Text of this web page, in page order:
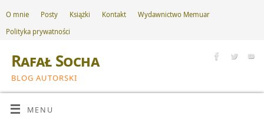
O mnie Posty Książki Kontakt
Wydawnictwo Memuar
Polityka prywatności
Rafał Socha
BLOG AUTORSKI
MENU